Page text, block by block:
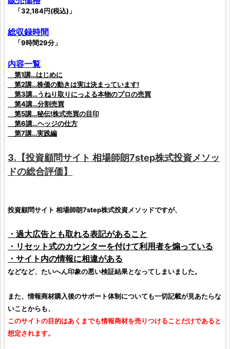
「32,184円(税込)」
総収録時間
「9時間29分」
内容一覧
第1講…はじめに
第2講…株価の動きは実は決まっています!
第3講…うねり取りにっよる本物のプロの売買
第4講…分割売買
第5講…秘伝!株式売買の目印
第6講…ヘッジの仕方
第7講…実践編
3.【投資顧問サイト 相場師朗7step株式投資メソッ
ドの総合評価】
投資顧問サイト 相場師朗7step株式投資メソッドですが、
・過大広告とも取れる表記があること
・リセット式のカウンターを付けて利用者を煽っている
・サイト内の情報に相違がある
などなど、たいへん印象の悪い検証結果となってしまいました。
また、情報商材購入後のサポート体制についても一切記載が見あたらな
いことからも、
このサイトの目的はあくまでも情報商材を売りつけることだけであると
想定されます。